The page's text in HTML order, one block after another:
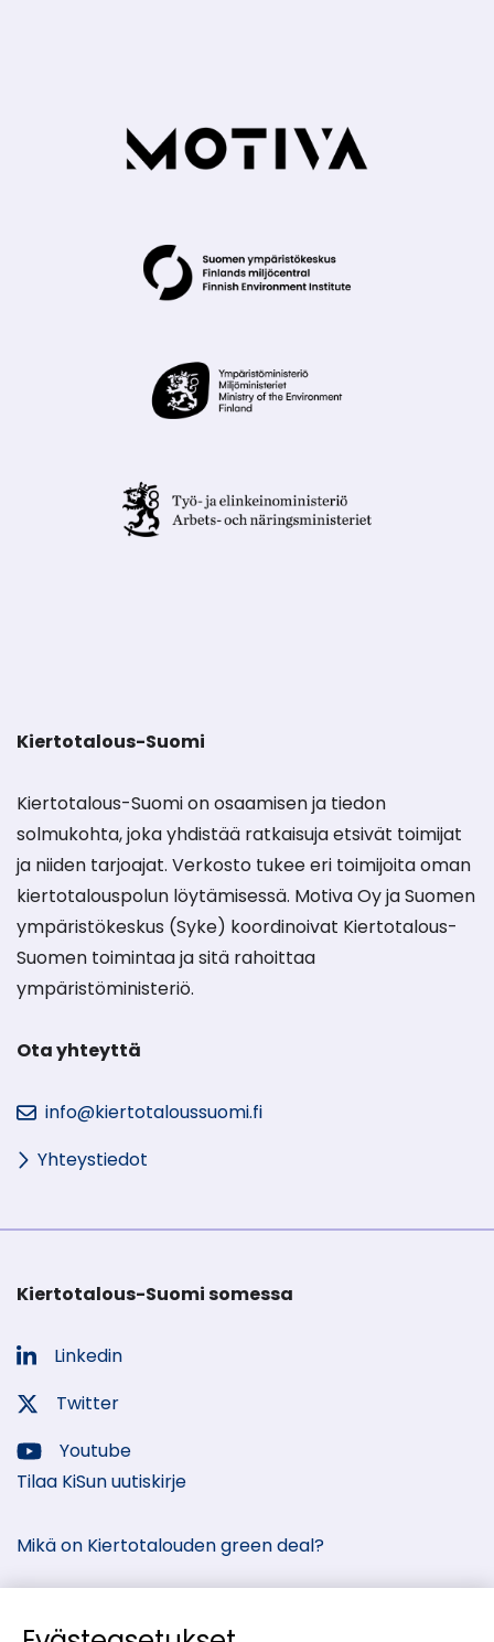
Kiertotalous-Suomi
Kiertotalous-Suomi on osaamisen ja tiedon
solmukohta, joka yhdistää ratkaisuja etsivät toimijat
ja niiden tarjoajat. Verkosto tukee eri toimijoita oman
kiertotalouspolun löytämisessä. Motiva Oy ja Suomen
ympäristökeskus (Syke) koordinoivat Kiertotalous-
Suomen toimintaa ja sitä rahoittaa
ympäristöministeriö.
Ota yhteyttä
info@kiertotaloussuomi.fi
Yhteystiedot
Kiertotalous-Suomi somessa
Sosiaalinen
media:
Linkedin
Sosiaalinen
media:
Twitter
Sosiaalinen
media:
Youtube
Tilaa KiSun uutiskirje
Mikä on Kiertotalouden green deal?